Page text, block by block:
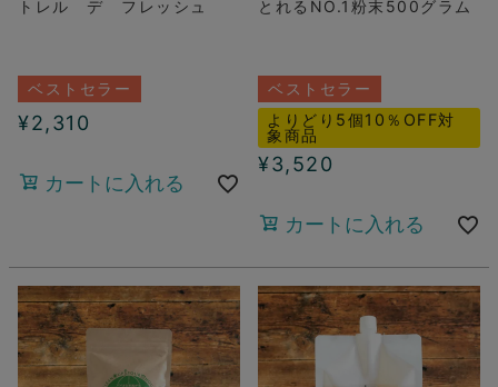
トレル デ フレッシュ
ベストセラー
¥2,310
カートに入れる
とれるNO.1粉末500グラム
ベストセラー
よりどり5個10％OFF対
象商品
¥3,520
カートに入れる